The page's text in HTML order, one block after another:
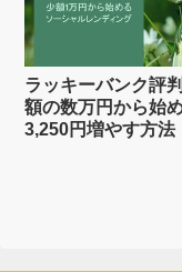
ラッキーバンク評
額の数万円から始
3,250円増やす方法